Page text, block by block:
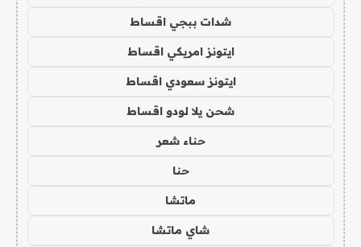
شدات ببجي اقساط
ايتونز امريكي اقساط
ايتونز سعودي اقساط
شحن يلا لودو اقساط
حناء شعر
حنا
ماتشا
شاي ماتشا